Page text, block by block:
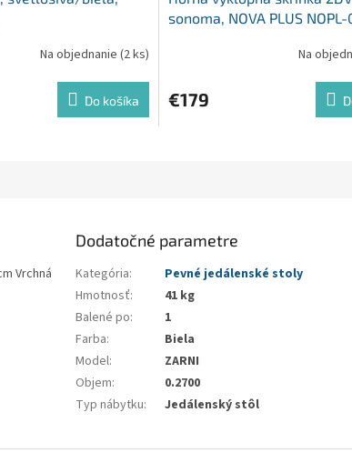
Na objednanie (2 ks)
Do košíka
sonoma, NOVA PLUS NOPL-
Na
€179
Vrchná
Dodatočné parametre
Kategória:
Pevné jedálenské stoly
Hmotnosť:
41 kg
Balené po:
1
Farba:
Biela
Model:
ZARNI
Objem:
0.2700
Typ nábytku: Jedálenský stôl